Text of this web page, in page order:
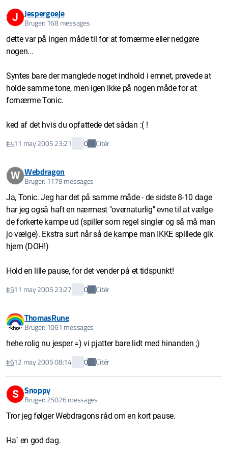
J Jespergoeje
Bruger: 168 messages
dette var på ingen måde til for at fornærme eller nedgøre
nogen...
Syntes bare der manglede noget indhold i emnet, prøvede at
holde samme tone, men igen ikke på nogen måde for at
fornærme Tonic.
ked af det hvis du opfattede det sådan :( !
#411 may 2005 23:21 0 Citér
W Webdragon
Bruger: 1179 messages
Ja, Tonic. Jeg har det på samme måde - de sidste 8-10 dage
har jeg også haft en nærmest "overnaturlig" evne til at vælge
de forkerte kampe ud (spiller som regel singler og så må man
jo vælge). Ekstra surt når så de kampe man IKKE spillede gik
hjem (DOH!)
Hold en lille pause, for det vender på et tidspunkt!
#511 may 2005 23:27 0 Citér
ThomasRune
Bruger: 1061 messages
hehe rolig nu jesper =) vi pjatter bare lidt med hinanden ;)
#612 may 2005 08:14 0 Citér
S Snoppy
Bruger: 25026 messages
Tror jeg følger Webdragons råd om en kort pause.
Ha´ en god dag.